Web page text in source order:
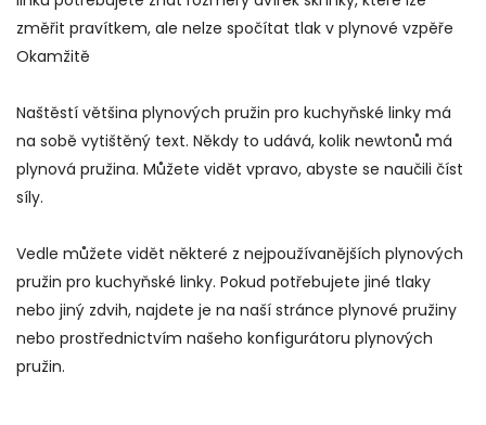
změřit pravítkem, ale nelze spočítat tlak v plynové vzpěře
Okamžitě
Naštěstí většina plynových pružin pro kuchyňské linky má
na sobě vytištěný text. Někdy to udává, kolik newtonů má
plynová pružina. Můžete vidět vpravo, abyste se naučili číst
síly.
Vedle můžete vidět některé z nejpoužívanějších plynových
pružin pro kuchyňské linky. Pokud potřebujete jiné tlaky
nebo jiný zdvih, najdete je na naší stránce plynové pružiny
nebo prostřednictvím našeho konfigurátoru plynových
pružin.